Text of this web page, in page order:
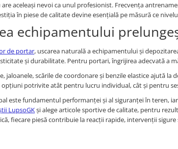
aceleași nevoi ca unul profesionist. Frecvența
în piese de calitate devine esențială pe măsură ce
echipamentului
de portar, uscarea naturală a echipamentului și
și durabilitate. Pentru portari, îngrijirea adecvată a
jaloanele, scările de coordonare și benzile elastice ajută la
opțiuni potrivite atât pentru lucru individual, cât și pentru
este fundamentul performanței și al siguranței în teren,
LupsoGKși alege articole sportive de calitate, pentru
fiecare piesă contribuie la reacții rapide, intervenții